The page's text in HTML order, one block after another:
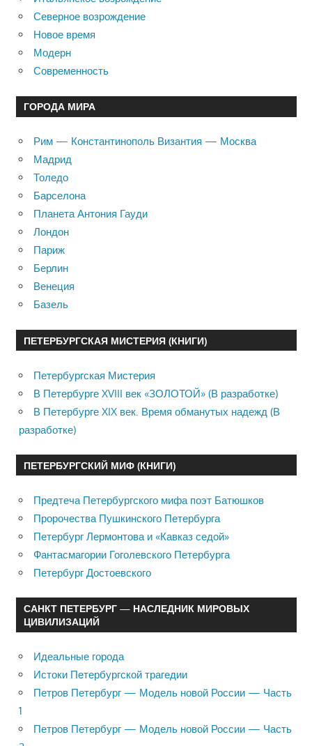
Северное возрождение
Новое время
Модерн
Современность
ГОРОДА МИРА
Рим — Константинополь Византия — Москва
Мадрид
Толедо
Барселона
Планета Антония Гауди
Лондон
Париж
Берлин
Венеция
Базель
ПЕТЕРБУРГСКАЯ МИСТЕРИЯ (КНИГИ)
Петербургская Мистерия
В Петербурге XVIII век «ЗОЛОТОЙ» (В разработке)
В Петербурге XIX век. Время обманутых надежд (В
разработке)
ПЕТЕРБУРГСКИЙ МИФ (КНИГИ)
Предтеча Петербургского мифа поэт Батюшков
Пророчества Пушкинского Петербурга
Петербург Лермонтова и «Кавказ седой»
Фантасмагории Гоголевского Петербурга
Петербург Достоевского
САНКТ ПЕТЕРБУРГ — НАСЛЕДНИК МИРОВЫХ
ЦИВИЛИЗАЦИЙ
Идеальные города
Истоки Петербургской трагедии
Петров Петербург — Модель новой России — Часть
1
Петров Петербург — Модель новой России — Часть